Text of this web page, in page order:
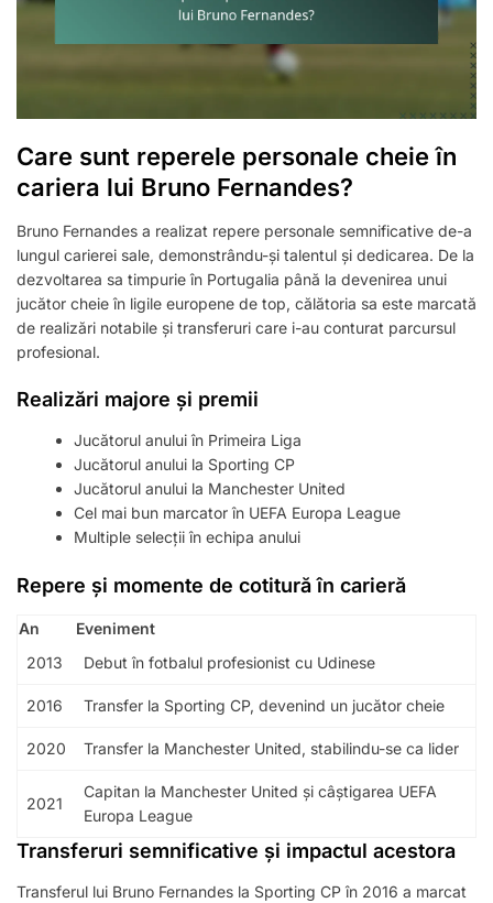
Care sunt reperele personale cheie în
cariera lui Bruno Fernandes?
Bruno Fernandes a realizat repere personale semnificative de-a
lungul carierei sale, demonstrându-și talentul și dedicarea. De la
dezvoltarea sa timpurie în Portugalia până la devenirea unui
jucător cheie în ligile europene de top, călătoria sa este marcată
de realizări notabile și transferuri care i-au conturat parcursul
profesional.
Realizări majore și premii
Jucătorul anului în Primeira Liga
Jucătorul anului la Sporting CP
Jucătorul anului la Manchester United
Cel mai bun marcator în UEFA Europa League
Multiple selecții în echipa anului
Repere și momente de cotitură în carieră
An
Eveniment
2013
Debut în fotbalul profesionist cu Udinese
2016 Transfer la Sporting CP, devenind un jucător cheie
2020 Transfer la Manchester United, stabilindu-se ca lider
2021
Capitan la Manchester United și câștigarea UEFA
Europa League
Transferuri semnificative și impactul acestora
Transferul lui Bruno Fernandes la Sporting CP în 2016 a marcat